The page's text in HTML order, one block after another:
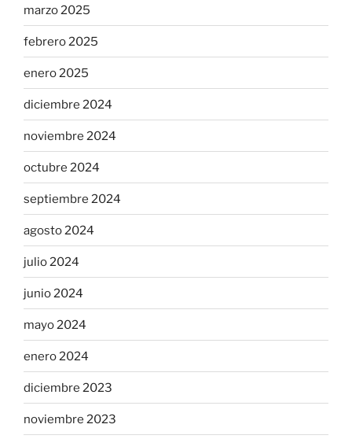
marzo 2025
febrero 2025
enero 2025
diciembre 2024
noviembre 2024
octubre 2024
septiembre 2024
agosto 2024
julio 2024
junio 2024
mayo 2024
enero 2024
diciembre 2023
noviembre 2023